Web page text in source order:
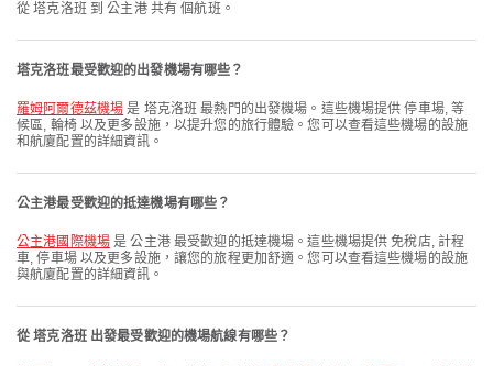
從 塔克洛班 到 公主港 共有 個航班。
塔克洛班最受歡迎的出發機場有哪些？
羅姆阿爾德茲機場 是 塔克洛班 最熱門的出發機場。這些機場提供 停車場, 等
候區, 輪椅 以及更多設施，以提升您的旅行體驗。您可以查看這些機場的設施
和航廈配置的詳細資訊。
公主港最受歡迎的抵達機場有哪些？
公主港國際機場是 公主港 最受歡迎的抵達機場。這些機場提供 免稅店, 計程
車, 停車場 以及更多設施，讓您的旅程更加舒適。您可以查看這些機場的設施
與航廈配置的詳細資訊。
從 塔克洛班 出發最受歡迎的機場航線有哪些？